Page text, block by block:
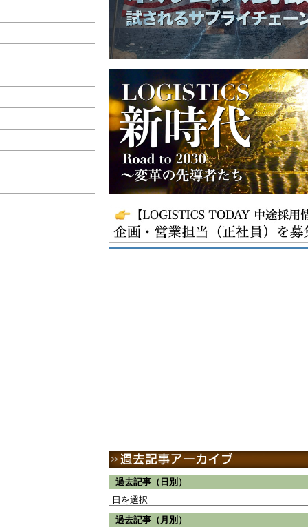
過去記事（日別）
過去記事（月別）